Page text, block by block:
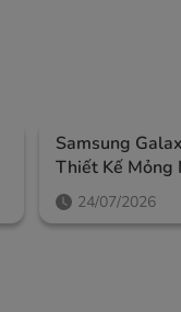
Samsung
Thiết Kế Mỏng
Ngoài Lớn Và
24/07/2026